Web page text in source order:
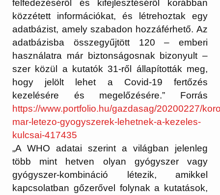
felfedezéséről és kifejlesztéséről korábban
közzétett információkat, és létrehoztak egy
adatbázist, amely szabadon hozzáférhető. Az
adatbázisba összegyűjtött 120 – emberi
használatra már biztonságosnak bizonyult –
szer közül a kutatók 31-ről állapították meg,
hogy jelölt lehet a Covid-19 fertőzés
kezelésére és megelőzésére.” Forrás
https://www.portfolio.hu/gazdasag/20200227/
mar-letezo-gyogyszerek-lehetnek-a-kezeles-
kulcsai-417435
„A WHO adatai szerint a világban jelenleg
több mint hetven olyan gyógyszer vagy
gyógyszer-kombináció létezik, amikkel
kapcsolatban gőzerővel folynak a kutatások,